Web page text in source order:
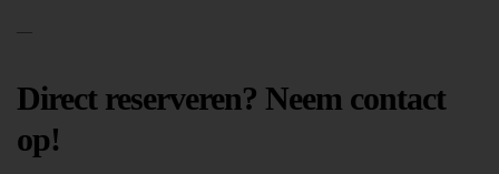
—
Direct reserveren? Neem contact
op!